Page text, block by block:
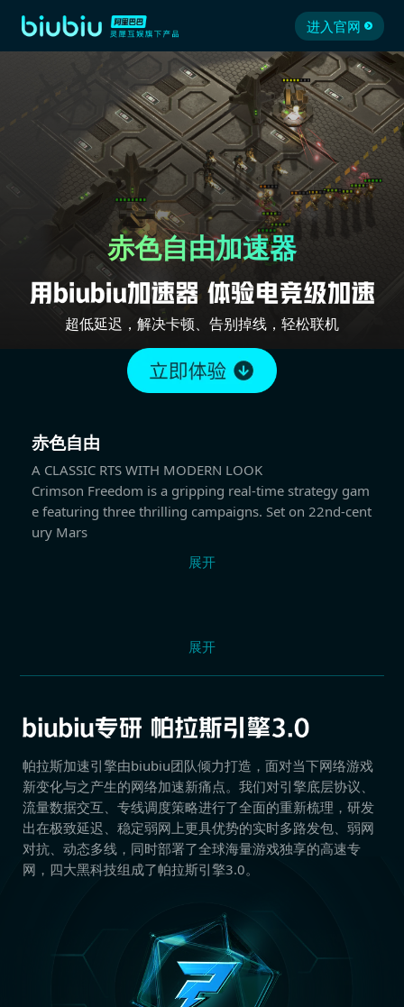
进入官网
赤色自由加速器
超低延迟，解决卡顿、告别掉线，轻松联机
赤色自由
A CLASSIC RTS WITH MODERN LOOK
Crimson Freedom is a gripping real-time strategy gam
e featuring three thrilling campaigns. Set on 22nd-cent
ury Mars
展开
展开
帕拉斯加速引擎由biubiu团队倾力打造，面对当下网络游戏
新变化与之产生的网络加速新痛点。我们对引擎底层协议、
流量数据交互、专线调度策略进行了全面的重新梳理，研发
出在极致延迟、稳定弱网上更具优势的实时多路发包、弱网
对抗、动态多线，同时部署了全球海量游戏独享的高速专
网，四大黑科技组成了帕拉斯引擎3.0。